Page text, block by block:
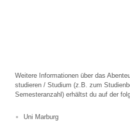
Weitere Informationen über das
studieren / Studium (z.B. zum
Semesteranzahl) erhältst du auf der
Uni Marburg